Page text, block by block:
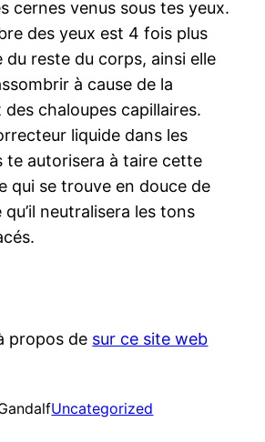
cernes venus sous tes yeux.
des yeux est 4 fois plus
du reste du corps, ainsi elle
à cause de la
chaloupes capillaires.
liquide dans les
te autorisera à taire cette
qui se trouve en douce de
neutralisera les tons
propos de sur ce site web
Uncategorized